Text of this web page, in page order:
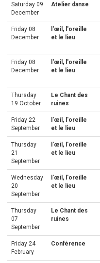
Saturday 09
December
Atelier danse
Friday 08
December
l'œil, l'oreille
et le lieu
Friday 08
December
l'œil, l'oreille
et le lieu
Thursday
19 October
Le Chant des
ruines
Friday 22
September
l'œil, l'oreille
et le lieu
Thursday
21
September
l'œil, l'oreille
et le lieu
Wednesday
20
September
l'œil, l'oreille
et le lieu
Thursday
07
September
Le Chant des
ruines
Friday 24
February
Conférence